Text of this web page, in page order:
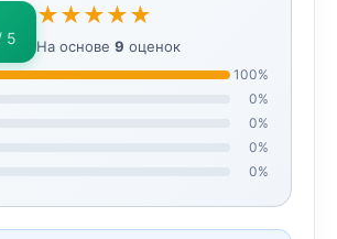
5
★★★★★
На основе 9 оценок
100%
0%
0%
0%
0%